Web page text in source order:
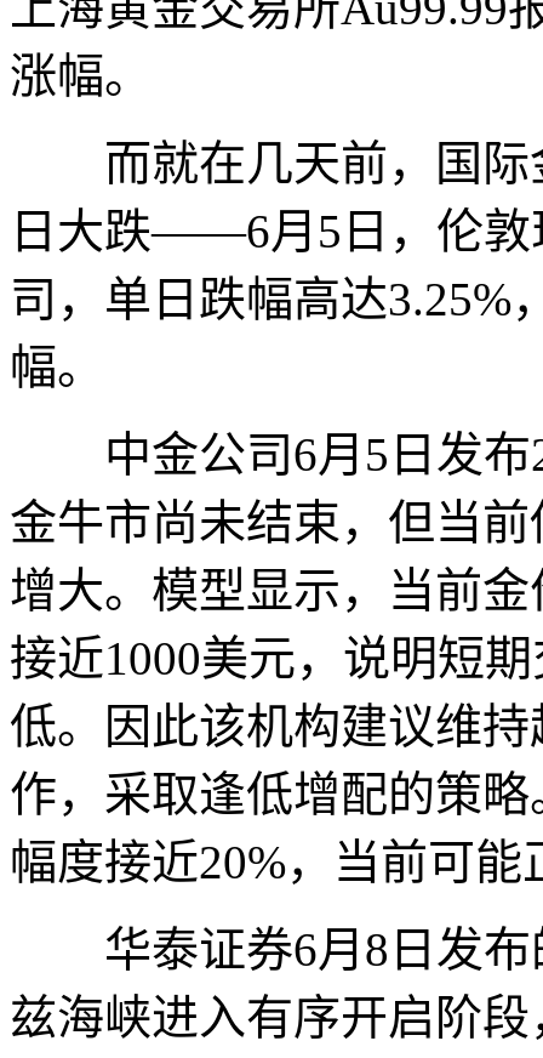
涨幅。
而就在几天前，国际
日大跌——6月5日，伦敦
司，单日跌幅高达3.25%
幅。
中金公司6月5日发布
金牛市尚未结束，但当
增大。模型显示，当前
接近1000美元，说明短
低。因此该机构建议维
作，采取逢低增配的策
幅度接近20%，当前可
华泰证券6月8日发布
兹海峡进入有序开启阶